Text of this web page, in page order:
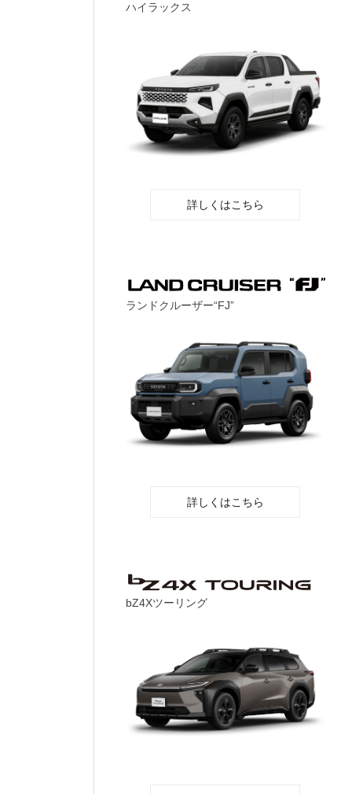
ハイラックス
詳しくはこちら
ランドクルーザー“FJ”
詳しくはこちら
bZ4Xツーリング